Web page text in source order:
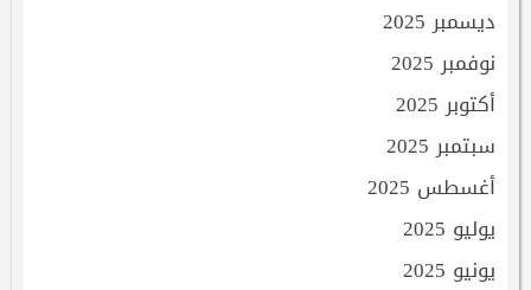
ديسمبر 2025
نوفمبر 2025
أكتوبر 2025
سبتمبر 2025
أغسطس 2025
يوليو 2025
يونيو 2025